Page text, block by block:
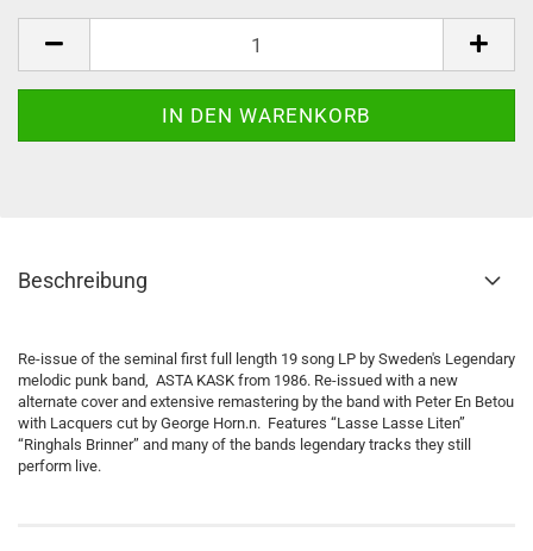
Beschreibung
Re-issue of the seminal first full length 19 song LP by Sweden's Legendary
melodic punk band, ASTA KASK from 1986. Re-issued with a new
alternate cover and extensive remastering by the band with Peter En Betou
with Lacquers cut by George Horn.n. Features “Lasse Lasse Liten”
“Ringhals Brinner” and many of the bands legendary tracks they still
perform live.